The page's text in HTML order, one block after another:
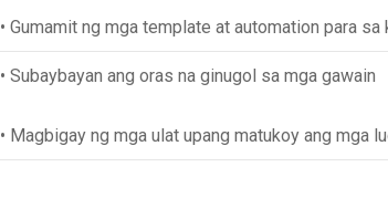
• Gumamit ng mga template at automation para sa
• Subaybayan ang oras na ginugol sa mga gawain
• Magbigay ng mga ulat upang matukoy ang mga